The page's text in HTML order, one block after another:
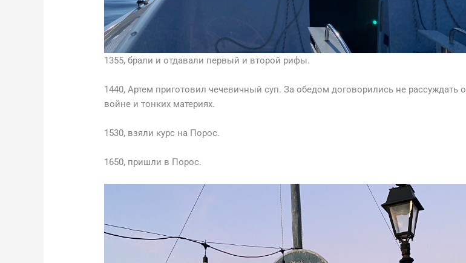
1355, брали и отдавали первый и второй рифы.
1440, Артем приготовил чечевичный суп. За обедом договорились не рассуждать о
войне и тонких материях.
1530, взяли курс на Порос.
1650, пришли в Порос.